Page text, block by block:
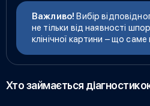
Важливо! Вибір
не тільки від наявності
клінічної картини – що саме
Хто займається